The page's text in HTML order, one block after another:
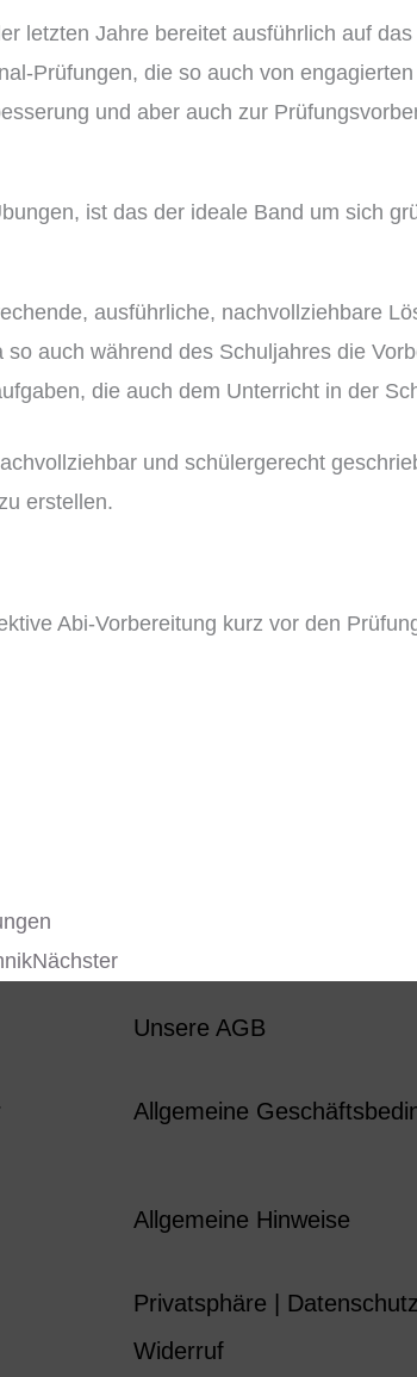
letzten Jahre bereitet ausführlich auf
Prüfungen, die so auch von
und aber auch zur
ist das der ideale Band um sich
ausführliche, nachvollziehbare
auch während des Schuljahres die
die auch dem Unterricht in der
und schülergerecht
erstellen.
Abi-Vorbereitung kurz vor den
Nächster
Unsere AGB
Allgemeine
Allgemeine Hinweise
Privatsphäre | Datenschutz
Widerruf